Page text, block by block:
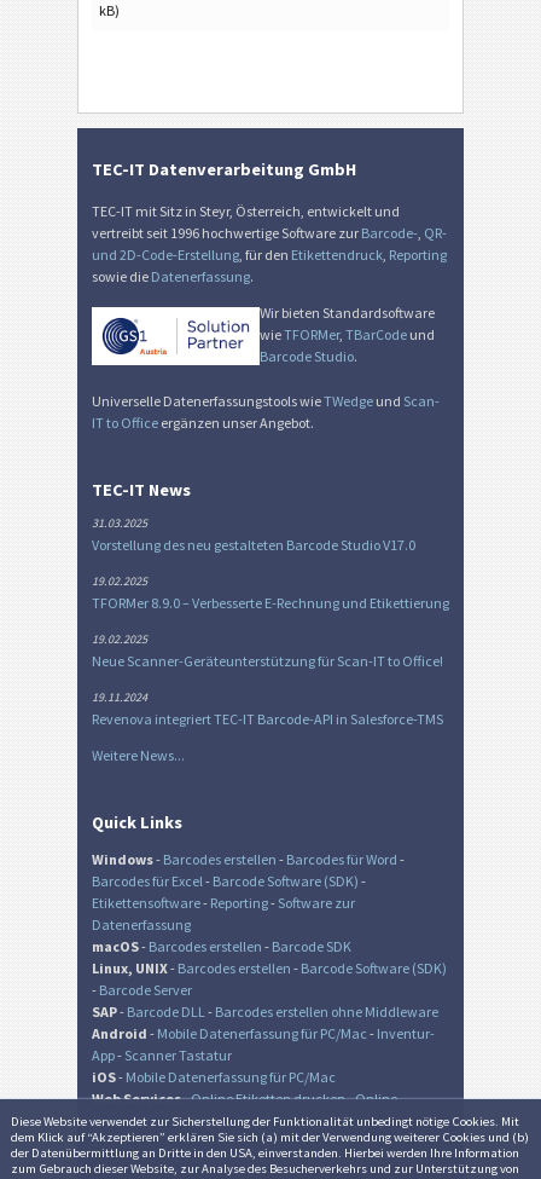
Diese Website verwendet zur Sicher­stellung der Funk­tionalität unbedingt nötige Cookies. Mit
dem Klick auf “Akzeptieren” erklären Sie sich (a) mit der Verwendung weiterer Cookies und (b)
der Daten­übermittlung an Dritte in den USA, einverstanden. Hierbei werden Ihre Information
zum Gebrauch dieser Website, zur Analyse des Besucher­verkehrs und zur Unter­stützung von
kB)
TEC-IT Datenverarbeitung GmbH
TEC-IT mit Sitz in Steyr, Österreich, entwickelt und
vertreibt seit 1996 hochwertige Software zur Barcode-, QR-
und 2D-Code-Erstellung, für den Etikettendruck, Reporting
sowie die Datenerfassung.
Wir bieten Standardsoftware
wieTFORMer,TBarCode und
Barcode Studio.
Universelle Datenerfassungstools wieTWedge und Scan-
IT to Office ergänzen unser Angebot.
TEC-IT News
31.03.2025
Vorstellung des neu gestalteten Barcode Studio V17.0
19.02.2025
TFORMer 8.9.0 – Verbesserte E-Rechnung und Etikettierung
19.02.2025
Neue Scanner-Geräteunterstützung für Scan-IT to Office!
19.11.2024
Revenova integriert TEC-IT Barcode-API in Salesforce-TMS
Weitere News...
Quick Links
Windows- Barcodes erstellen - Barcodes für Word -
Barcodes für Excel- Barcode Software (SDK) -
Etikettensoftware- Reporting- Software zur
Datenerfassung
macOS- Barcodes erstellen - Barcode SDK
Linux, UNIX- Barcodes erstellen - Barcode Software (SDK)
- Barcode Server
SAP- Barcode DLL- Barcodes erstellen ohne Middleware
Android - Mobile Datenerfassung für PC/Mac - Inventur-
App- Scanner Tastatur
iOS- Mobile Datenerfassung für PC/Mac
Web Services-Online Etiketten drucken-Online
Barcode Generator-Online QR-Code Generator